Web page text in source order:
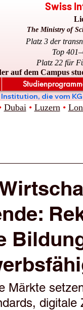
Swiss
The Ministry of
Platz 3 der
Top
Platz 22 für
auf dem Campus
die vom
Dubai • Luzern •
Märkte
digitale